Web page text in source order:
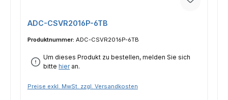
ADC-CSVR2016P-6TB
Produktnummer: ADC-CSVR2016P-6TB
Um dieses Produkt zu bestellen, melden Sie sich
bittehieran.
Preise exkl. MwSt. zzgl. Versandkosten